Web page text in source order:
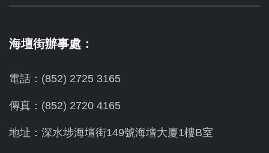
海壇街辦事處：
電話：(852) 2725 3165
傳真：(852) 2720 4165
地址：深水埗海壇街149號海壇大廈1樓B室